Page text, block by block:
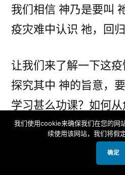
我们相信 神乃是要叫
疫灾难中认识 祂，回
让我们来了解一下这
探究其中 神的旨意，
学习甚么功课？如何
冲击变为契机？求 神
使命」的进程上重新跨
我们使用cookie来确保我们在您的网
续使用该网站，我们将假
确定